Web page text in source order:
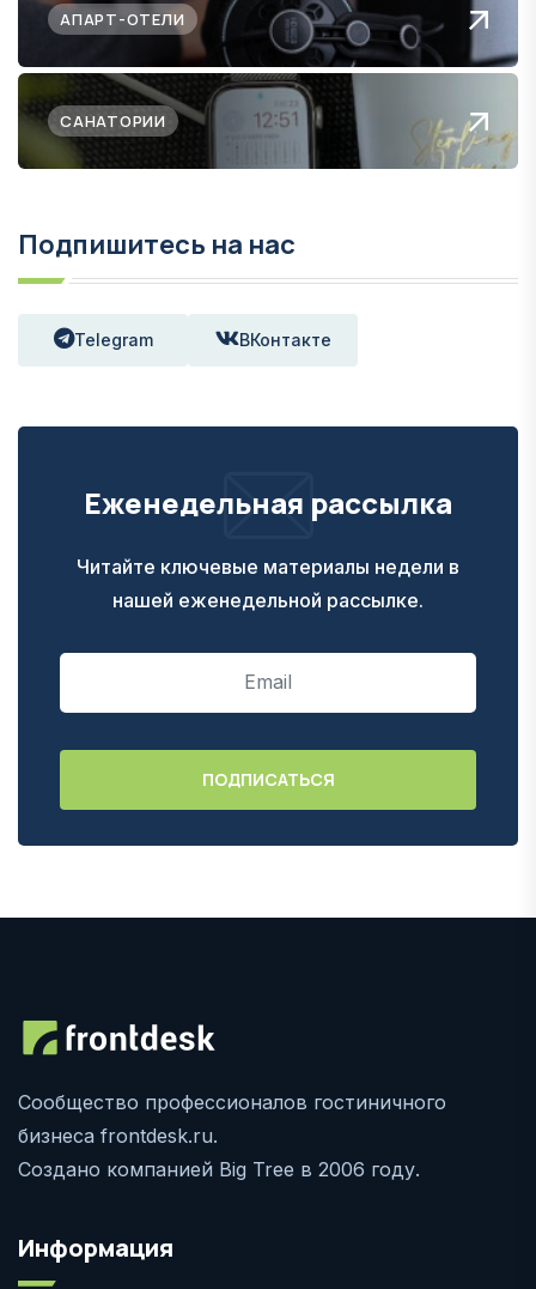
АПАРТ-ОТЕЛИ
САНАТОРИИ
Подпишитесь на нас
Telegram ВКонтакте
Еженедельная рассылка
Читайте ключевые материалы недели в
нашей еженедельной рассылке.
Сообщество профессионалов гостиничного
бизнеса frontdesk.ru.
Создано компанией Big Tree в 2006 году.
Информация